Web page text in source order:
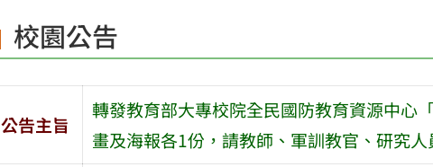
校園公告
公告主旨
轉發教育部大專校院全民國防教育資源中心
畫及海報各1份，請教師、軍訓教官、研究